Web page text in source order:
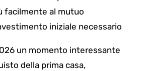
facilmente al mutuo
iniziale necessario
un momento interessante
della prima casa,